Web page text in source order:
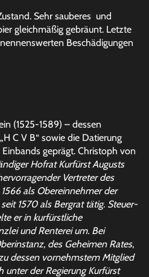
Sehr sauberes und
gleichmäßig gebräunt. Letzte
Beschädigungen
(1525-1589) – dessen
C V B“ sowie die Datierung
Einbands geprägt. Christoph von
Hofrat Kurfürst Augusts
Vertreter des
als Obereinnehmer der
1570 als Bergrat tätig. Steuer-
er in kurfürstliche
und Renterei um. Bei
des Geheimen Rates,
dessen vornehmstem Mitglied
unter der Regierung Kurfürst